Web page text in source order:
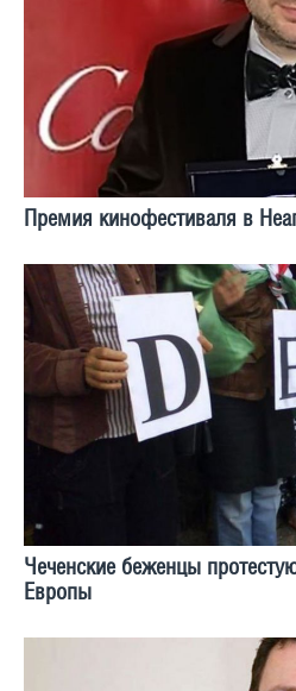
Премия кинофестиваля в
Чеченские беженцы
Европы